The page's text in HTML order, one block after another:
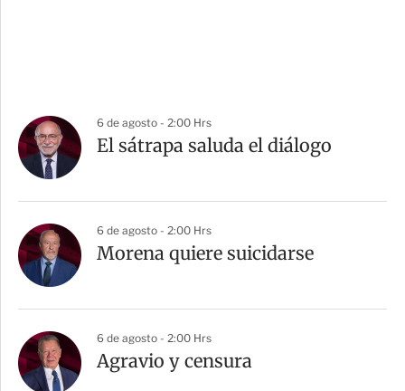
6 de agosto - 2:00 Hrs
El sátrapa saluda el diálogo
6 de agosto - 2:00 Hrs
Morena quiere suicidarse
6 de agosto - 2:00 Hrs
Agravio y censura